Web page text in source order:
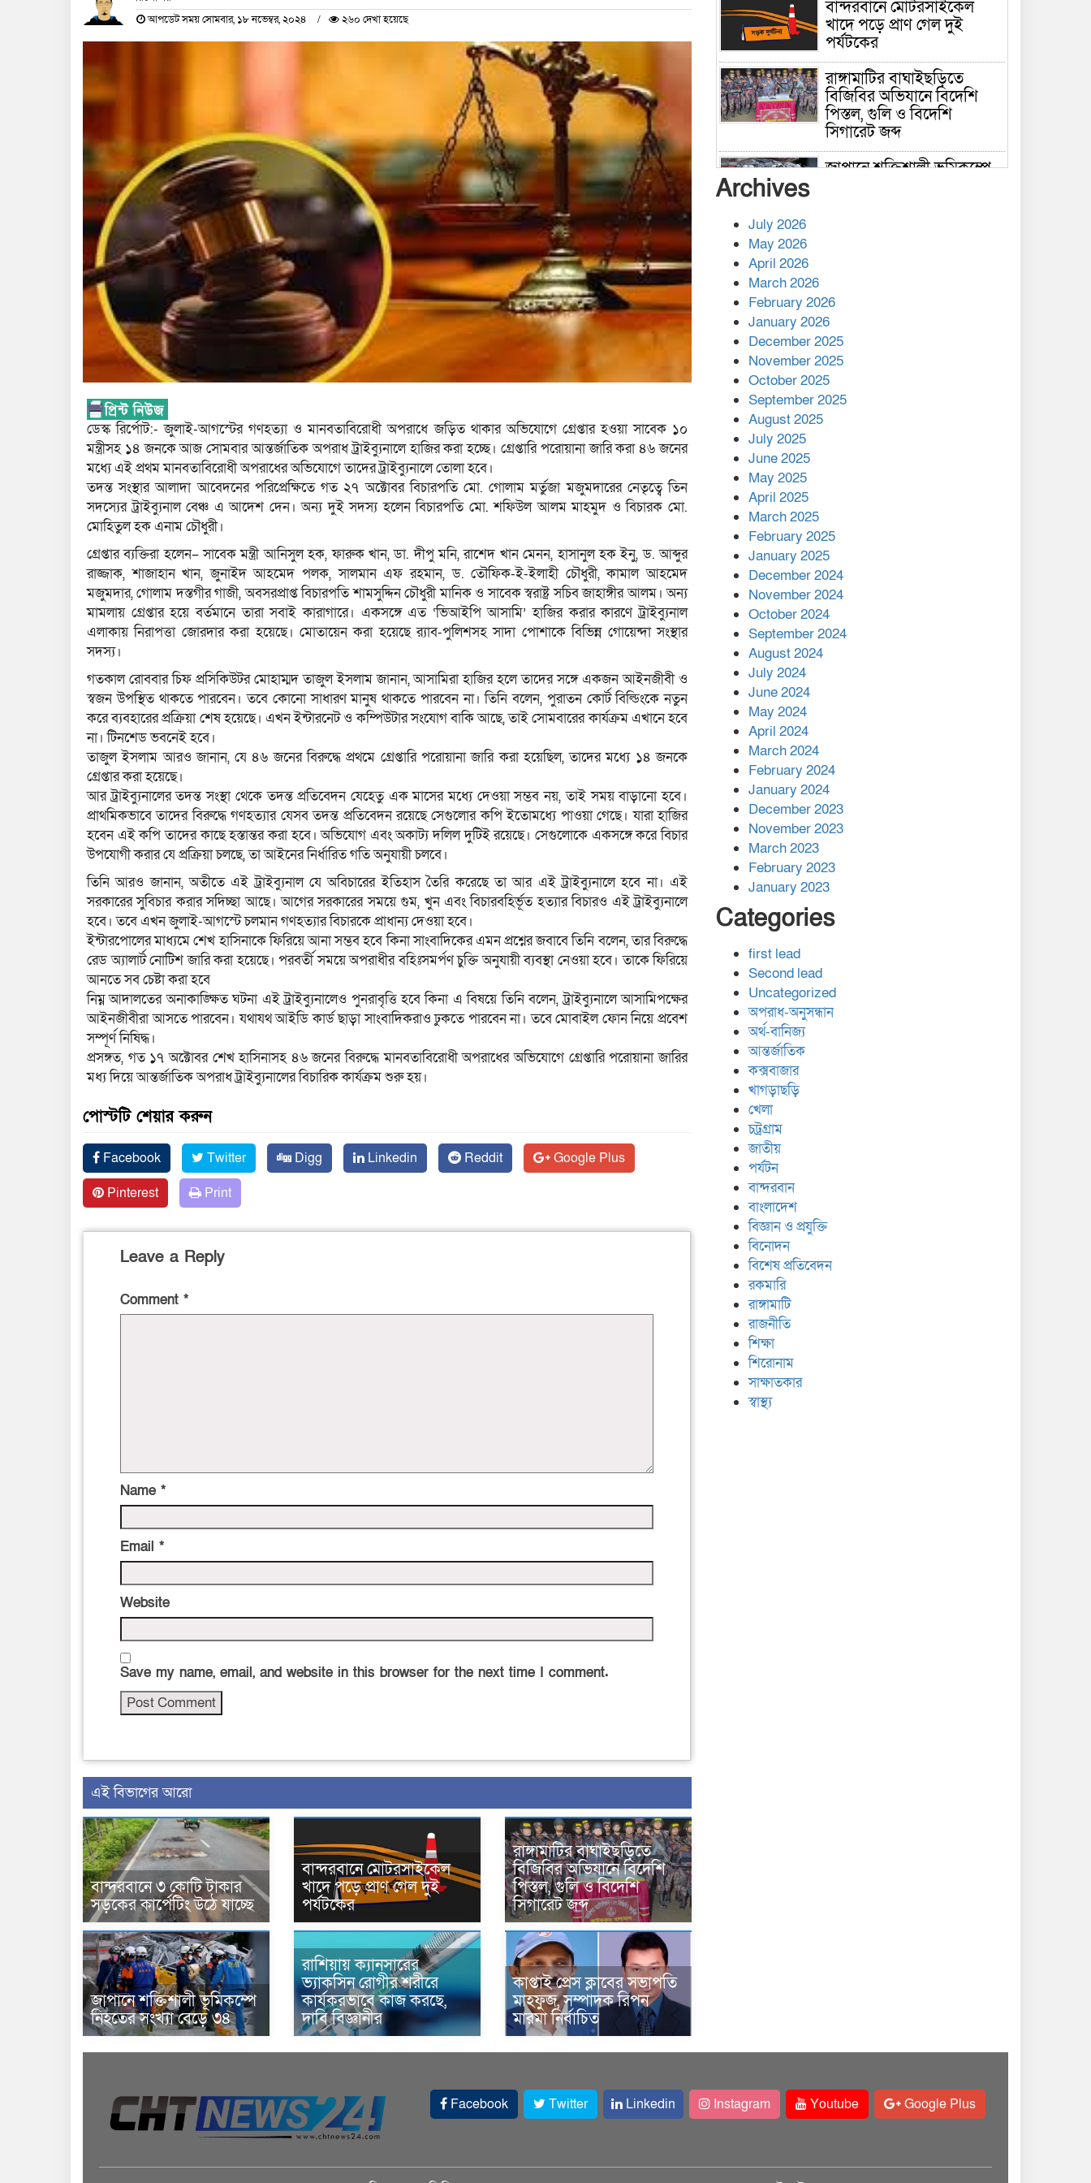
আপডেট সময় সোমবার, ১৮ নভেম্বর, ২০২৪ ২৬০ দেখা হয়েছে
ডেস্ক রির্পোট:- জুলাই-আগস্টের গণহত্যা ও মানবতাবিরোধী অপরাধে জড়িত থাকার অভিযোগে গ্রেপ্তার হওয়া সাবেক ১০
মন্ত্রীসহ ১৪ জনকে আজ সোমবার আন্তর্জাতিক অপরাধ ট্রাইব্যুনালে হাজির করা হচ্ছে। গ্রেপ্তারি পরোয়ানা জারি করা ৪৬ জনের
মধ্যে এই প্রথম মানবতাবিরোধী অপরাধের অভিযোগে তাদের ট্রাইব্যুনালে তোলা হবে।
তদন্ত সংস্থার আলাদা আবেদনের পরিপ্রেক্ষিতে গত ২৭ অক্টোবর বিচারপতি মো. গোলাম মর্তুজা মজুমদারের নেতৃত্বে তিন
সদস্যের ট্রাইব্যুনাল বেঞ্চ এ আদেশ দেন। অন্য দুই সদস্য হলেন বিচারপতি মো. শফিউল আলম মাহমুদ ও বিচারক মো.
মোহিতুল হক এনাম চৌধুরী।
গ্রেপ্তার ব্যক্তিরা হলেন– সাবেক মন্ত্রী আনিসুল হক, ফারুক খান, ডা. দীপু মনি, রাশেদ খান মেনন, হাসানুল হক ইনু, ড. আব্দুর
রাজ্জাক, শাজাহান খান, জুনাইদ আহমেদ পলক, সালমান এফ রহমান, ড. তৌফিক-ই-ইলাহী চৌধুরী, কামাল আহমেদ
মজুমদার, গোলাম দস্তগীর গাজী, অবসরপ্রাপ্ত বিচারপতি শামসুদ্দিন চৌধুরী মানিক ও সাবেক স্বরাষ্ট্র সচিব জাহাঙ্গীর আলম। অন্য
মামলায় গ্রেপ্তার হয়ে বর্তমানে তারা সবাই কারাগারে। একসঙ্গে এত ‘ভিআইপি আসামি’ হাজির করার কারণে ট্রাইব্যুনাল
এলাকায় নিরাপত্তা জোরদার করা হয়েছে। মোতায়েন করা হয়েছে র‍্যাব-পুলিশসহ সাদা পোশাকে বিভিন্ন গোয়েন্দা সংস্থার
সদস্য।
গতকাল রোববার চিফ প্রসিকিউটর মোহাম্মদ তাজুল ইসলাম জানান, আসামিরা হাজির হলে তাদের সঙ্গে একজন আইনজীবী ও
স্বজন উপস্থিত থাকতে পারবেন। তবে কোনো সাধারণ মানুষ থাকতে পারবেন না। তিনি বলেন, পুরাতন কোর্ট বিল্ডিংকে নতুন
করে ব্যবহারের প্রক্রিয়া শেষ হয়েছে। এখন ইন্টারনেট ও কম্পিউটার সংযোগ বাকি আছে, তাই সোমবারের কার্যক্রম এখানে হবে
না। টিনশেড ভবনেই হবে।
তাজুল ইসলাম আরও জানান, যে ৪৬ জনের বিরুদ্ধে প্রথমে গ্রেপ্তারি পরোয়ানা জারি করা হয়েছিল, তাদের মধ্যে ১৪ জনকে
গ্রেপ্তার করা হয়েছে।
আর ট্রাইব্যুনালের তদন্ত সংস্থা থেকে তদন্ত প্রতিবেদন যেহেতু এক মাসের মধ্যে দেওয়া সম্ভব নয়, তাই সময় বাড়ানো হবে।
প্রাথমিকভাবে তাদের বিরুদ্ধে গণহত্যার যেসব তদন্ত প্রতিবেদন রয়েছে সেগুলোর কপি ইতোমধ্যে পাওয়া গেছে। যারা হাজির
হবেন এই কপি তাদের কাছে হস্তান্তর করা হবে। অভিযোগ এবং অকাট্য দলিল দুটিই রয়েছে। সেগুলোকে একসঙ্গে করে বিচার
উপযোগী করার যে প্রক্রিয়া চলছে, তা আইনের নির্ধারিত গতি অনুযায়ী চলবে।
তিনি আরও জানান, অতীতে এই ট্রাইব্যুনাল যে অবিচারের ইতিহাস তৈরি করেছে তা আর এই ট্রাইব্যুনালে হবে না। এই
সরকারের সুবিচার করার সদিচ্ছা আছে। আগের সরকারের সময়ে গুম, খুন এবং বিচারবহির্ভূত হত্যার বিচারও এই ট্রাইব্যুনালে
হবে। তবে এখন জুলাই-আগস্টে চলমান গণহত্যার বিচারকে প্রাধান্য দেওয়া হবে।
ইন্টারপোলের মাধ্যমে শেখ হাসিনাকে ফিরিয়ে আনা সম্ভব হবে কিনা সাংবাদিকের এমন প্রশ্নের জবাবে তিনি বলেন, তার বিরুদ্ধে
রেড অ্যালার্ট নোটিশ জারি করা হয়েছে। পরবর্তী সময়ে অপরাধীর বহিঃসমর্পণ চুক্তি অনুযায়ী ব্যবস্থা নেওয়া হবে। তাকে ফিরিয়ে
আনতে সব চেষ্টা করা হবে
নিম্ন আদালতের অনাকাঙ্ক্ষিত ঘটনা এই ট্রাইব্যুনালেও পুনরাবৃত্তি হবে কিনা এ বিষয়ে তিনি বলেন, ট্রাইব্যুনালে আসামিপক্ষের
আইনজীবীরা আসতে পারবেন। যথাযথ আইডি কার্ড ছাড়া সাংবাদিকরাও ঢুকতে পারবেন না। তবে মোবাইল ফোন নিয়ে প্রবেশ
সম্পূর্ণ নিষিদ্ধ।
প্রসঙ্গত, গত ১৭ অক্টোবর শেখ হাসিনাসহ ৪৬ জনের বিরুদ্ধে মানবতাবিরোধী অপরাধের অভিযোগে গ্রেপ্তারি পরোয়ানা জারির
মধ্য দিয়ে আন্তর্জাতিক অপরাধ ট্রাইব্যুনালের বিচারিক কার্যক্রম শুরু হয়।
পোস্টটি শেয়ার করুন
Facebook Twitter Digg Linkedin Reddit
Google Plus
Pinterest
Print
Leave a Reply
Comment *
Name *
Email *
Website
Save my name, email, and website in this browser for the next time I comment.
এই বিভাগের আরো
বান্দরবানে ৩ কোটি টাকার
সড়কের কার্পেটিং উঠে যাচ্ছে
বান্দরবানে মোটরসাইকেল
খাদে পড়ে প্রাণ গেল দুই
পর্যটকের
রাঙ্গামাটির বাঘাইছড়িতে
বিজিবির অভিযানে বিদেশি
পিস্তল, গুলি ও বিদেশি
সিগারেট জব্দ
জাপানে শক্তিশালী ভূমিকম্পে
নিহতের সংখ্যা বেড়ে ৩৪
রাশিয়ায় ক্যানসারের
ভ্যাকসিন রোগীর শরীরে
কার্যকরভাবে কাজ করছে,
দাবি বিজ্ঞানীর
কাপ্তাই প্রেস ক্লাবের সভাপতি
মাহফুজ, সম্পাদক রিপন
মারমা নির্বাচিত
বান্দরবানে মোটরসাইকেল
খাদে পড়ে প্রাণ গেল দুই
পর্যটকের
রাঙ্গামাটির বাঘাইছড়িতে
বিজিবির অভিযানে বিদেশি
পিস্তল, গুলি ও বিদেশি
সিগারেট জব্দ
জাপানে শক্তিশালী ভূমিকম্পে
কাপ্তাই প্রেস ক্লাবের সভাপতি
মাহফুজ, সম্পাদক রিপন মারমা
নির্বাচিত
মালয়েশিয়ার প্রধানমন্ত্রীকে চিঠি
দেয়ার পর ফোন তারেক
রহমানের,গ্যাস সঙ্কট
মোকাবিলায় সহায়তার আশ্বাস
এক বিলিয়ন ডলার বিনিয়োগ
হবে আনোয়ারায়
বান্দরবানে বন্যায় ক্ষতিগ্রস্তদের
মাঝে সহায়তা দিলেন সাচিং প্রু
জেরী
Archives
July 2026
May 2026
April 2026
March 2026
February 2026
January 2026
December 2025
November 2025
October 2025
September 2025
August 2025
July 2025
June 2025
May 2025
April 2025
March 2025
February 2025
January 2025
December 2024
November 2024
October 2024
September 2024
August 2024
July 2024
June 2024
May 2024
April 2024
March 2024
February 2024
January 2024
December 2023
November 2023
March 2023
February 2023
January 2023
Categories
first lead
Second lead
Uncategorized
অপরাধ-অনুসন্ধান
অর্থ-বানিজ্য
আন্তর্জাতিক
কক্সবাজার
খাগড়াছড়ি
খেলা
চট্রগ্রাম
জাতীয়
পর্যটন
বান্দরবান
বাংলাদেশ
বিজ্ঞান ও প্রযুক্তি
বিনোদন
বিশেষ প্রতিবেদন
রকমারি
রাঙ্গামাটি
রাজনীতি
শিক্ষা
শিরোনাম
সাক্ষাতকার
স্বাস্থ্য
Facebook Twitter Linkedin Instagram Youtube Google Plus